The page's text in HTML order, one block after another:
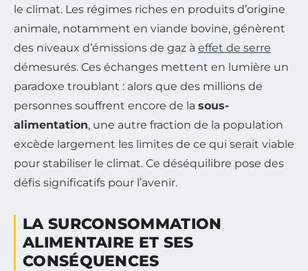
le climat. Les régimes riches en produits d’origine
animale, notamment en viande bovine, génèrent
des niveaux d’émissions de gaz à effet de serre
démesurés. Ces échanges mettent en lumière un
paradoxe troublant : alors que des millions de
personnes souffrent encore de la sous-
alimentation, une autre fraction de la population
excède largement les limites de ce qui serait viable
pour stabiliser le climat. Ce déséquilibre pose des
défis significatifs pour l’avenir.
LA SURCONSOMMATION
ALIMENTAIRE ET SES
CONSÉQUENCES